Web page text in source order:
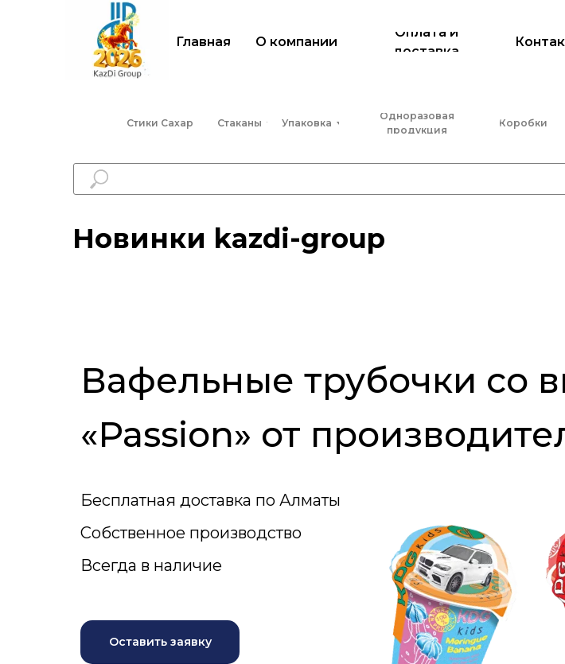
Главная О компании
Оплата и
доставка
Стаканы Упаковка
Одноразовая
продукция
Коробки
Стики Сахар
Новинки kazdi-group
Вафельные трубочки со
«Passion»
Бесплатная доставка по Алматы
Собственное производство
Всегда в наличие
Оставить заявку